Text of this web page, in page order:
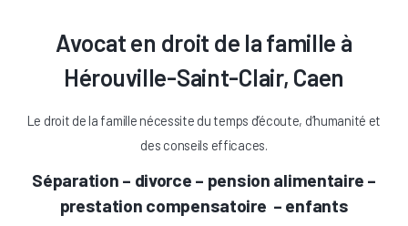
Avocat en droit de la famille à
Hérouville-Saint-Clair, Caen
Le droit de la famille nécessite du temps d’écoute, d’humanité et
des conseils efficaces.
Séparation – divorce – pension alimentaire –
prestation compensatoire – enfants